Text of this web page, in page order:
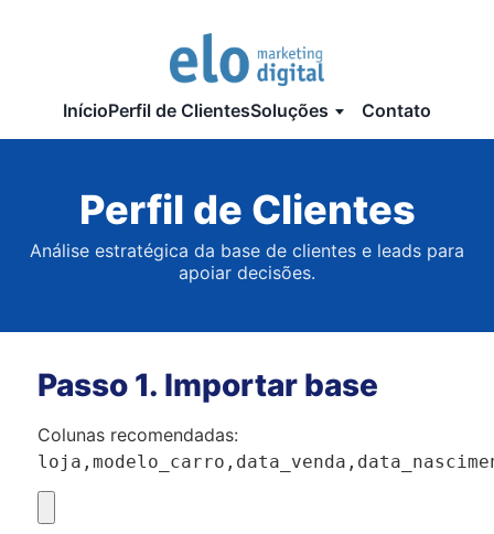
InícioPerfil de ClientesSoluções Contato
Perfil de Clientes
Análise estratégica da base de clientes e leads para
apoiar decisões.
Passo 1. Importar base
Colunas recomendadas: